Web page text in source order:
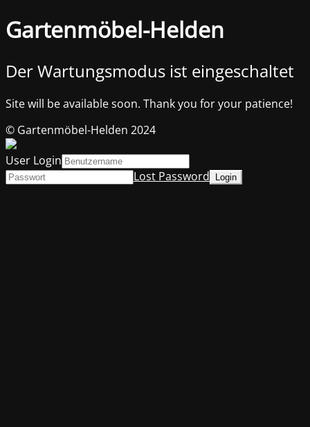
Gartenmöbel-Helden
Der Wartungsmodus ist eingeschaltet
Site will be available soon. Thank you for your patience!
© Gartenmöbel-Helden 2024
User Login
Lost Password